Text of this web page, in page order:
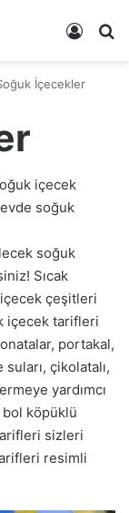
Kayıt
İçecekler
içecek
soğuk
soğuk
Sıcak
çeşitleri
içecek tarifleri
portakal,
çikolatalı,
yardımcı
bol köpüklü
sizleri
resimli